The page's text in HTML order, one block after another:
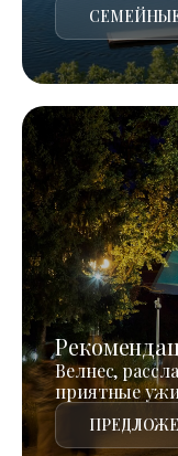
Велнес,
приятные